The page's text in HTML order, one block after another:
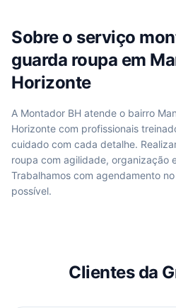
Sobre o serviço
guarda roupa em
Horizonte
A Montador BH atende o bairro
Horizonte com profissionais
cuidado com cada detalhe.
roupa com agilidade, organização
Trabalhamos com agendamento
possível.
Clientes da